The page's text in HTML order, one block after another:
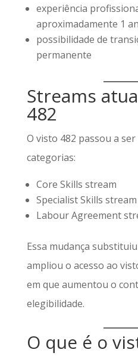
experiência
aproximadamente 1
possibilidade de
permanente
Streams
482
O visto 482 passou a
categorias:
Core Skills stream
Specialist Skills stream
Labour Agreement
Essa mudança
ampliou o acesso ao
em que aumentou o
elegibilidade.
O que é o